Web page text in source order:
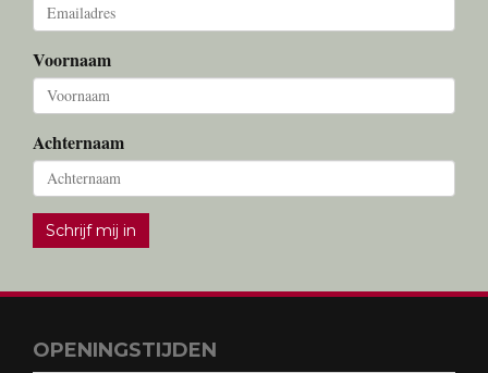
Voornaam
Achternaam
Schrijf mij in
OPENINGSTIJDEN